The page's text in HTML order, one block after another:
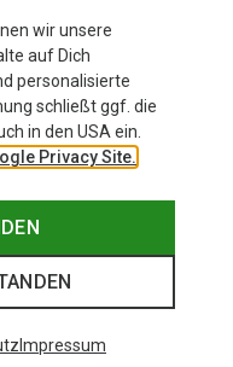
wir unsere
auf Dich
personalisierte
schließt ggf. die
in den USA ein.
Privacy Site.
Impressum